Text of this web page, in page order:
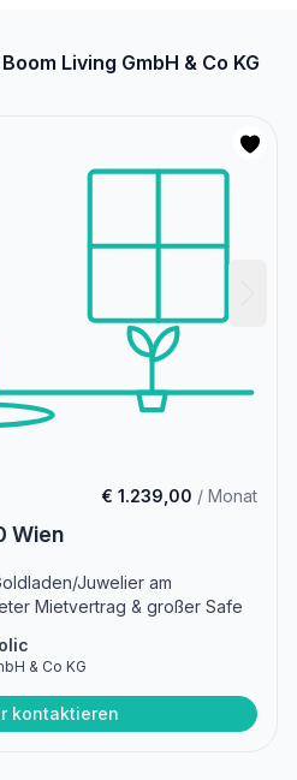
Living GmbH & Co KG
€ 1.239,00 / Monat
Wien
Juwelier am
Mietvertrag & großer Safe
& Co KG
kontaktieren